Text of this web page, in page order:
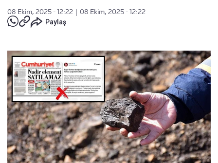
08 Ekim, 2025 - 12:22
08 Ekim, 2025 - 12:22
Paylaş